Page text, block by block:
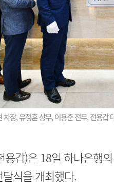
장, 유정훈 상무, 이용준 전무, 전용
용갑)은 18일 하나은행
식을 개최했다.